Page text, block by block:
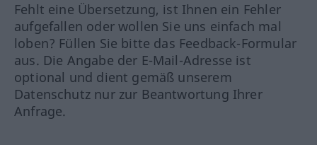
Fehlt eine Übersetzung, ist Ihnen ein Fehler
aufgefallen oder wollen Sie uns einfach mal
loben? Füllen Sie bitte das Feedback-Formular
aus. Die Angabe der E-Mail-Adresse ist
optional und dient gemäß unserem
Datenschutz nur zur Beantwortung Ihrer
Anfrage.